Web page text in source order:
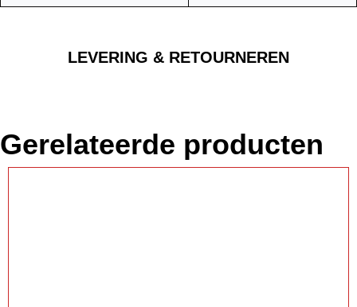
LEVERING & RETOURNEREN
Gerelateerde producten